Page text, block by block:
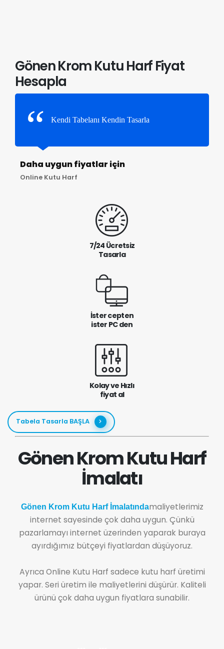
Gönen Krom Kutu Harf Fiyat
Hesapla
Kendi Tabelanı Kendin Tasarla
Daha uygun fiyatlar için
Online Kutu Harf
7/24 Ücretsiz
Tasarla
İster cepten
ister PC den
Kolay ve Hızlı
fiyat al
Tabela Tasarla BAŞLA
Gönen Krom Kutu Harf
İmalatı
Gönen Krom Kutu Harf İmalatındamaliyetlerimiz
internet sayesinde çok daha uygun. Çünkü
pazarlamayı internet üzerinden yaparak buraya
ayırdığımız bütçeyi fiyatlardan düşüyoruz.
Ayrıca Online Kutu Harf sadece kutu harf üretimi
yapar. Seri üretim ile maliyetlerini düşürür. Kaliteli
ürünü çok daha uygun fiyatlara sunabilir.